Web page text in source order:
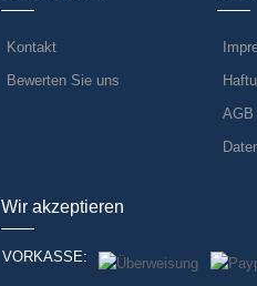
Kontakt
Bewerten Sie uns
AGB
Wir akzeptieren
VORKASSE: